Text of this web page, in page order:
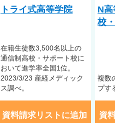
トライ式高等学院
在籍⽣徒数3,500名以上の
通信制⾼校・サポート校に
おいて進学率全国1位。
2023/3/23 産経メディック
ス調べ。
資料請求リストに追加
N
校
複数
プす
資